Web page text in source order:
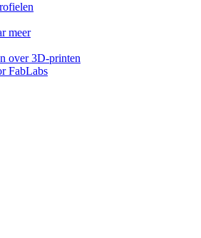
meer
over 3D-printen
FabLabs